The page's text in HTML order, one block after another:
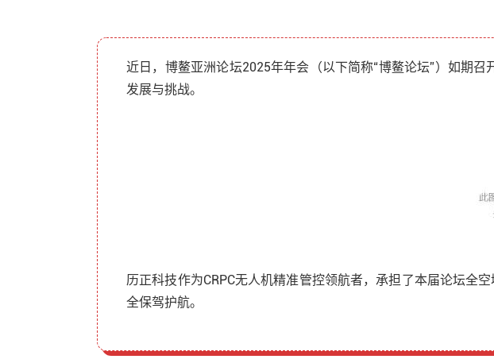
近日，博鳌亚洲论坛2025年年会（以下简称“博鳌论坛”）如期
发展与挑战。
历正科技作为CRPC无人机精准管控领航者，承担了本届论坛全
全保驾护航。